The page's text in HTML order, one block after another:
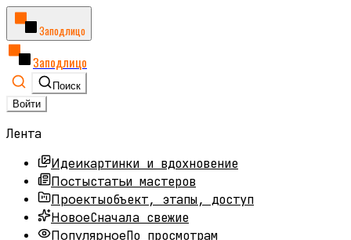
Заподлицо
Заподлицо
Поиск
Войти
Лента
Идеикартинки и вдохновение
Постыстатьи мастеров
Проектыобъект, этапы, доступ
НовоеСначала свежие
ПопулярноеПо просмотрам